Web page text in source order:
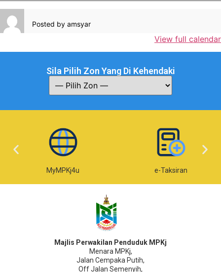
Posted by amsyar
View full calendar
Sila Pilih Zon Yang Di Kehendaki
MyMPKj4u e-Taksiran
Majlis Perwakilan Penduduk MPKj
Menara MPKj,
Jalan Cempaka Putih,
Off Jalan Semenyih,